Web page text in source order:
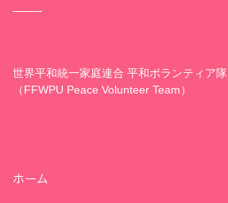
世界平和統一家庭連合 平和ボランティア隊
（FFWPU Peace Volunteer Team）
ホーム